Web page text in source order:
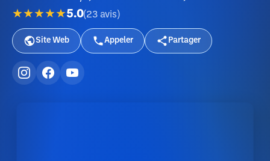
★★★★★5.0(23 avis )
Site Web Appeler Partager